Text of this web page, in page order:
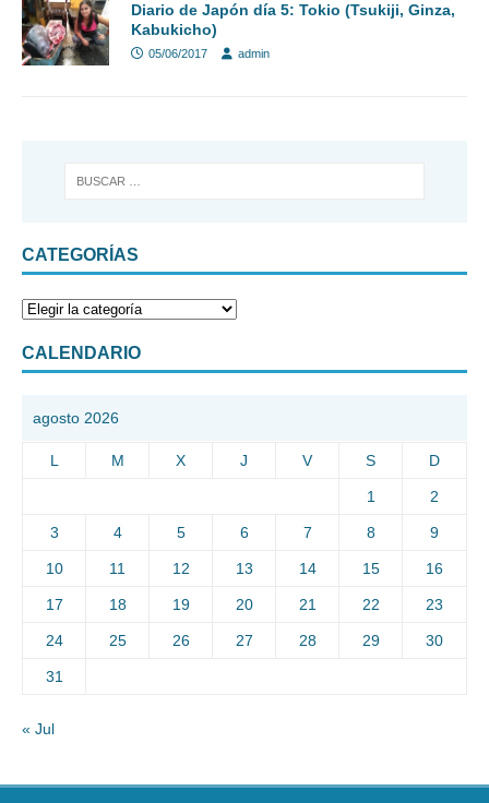
Diario de Japón día 5: Tokio (Tsukiji, Ginza,
Kabukicho)
05/06/2017 admin
CATEGORÍAS
CALENDARIO
agosto 2026
L M X J V S D
1 2
3 4 5 6 7 8 9
10 11 12 13 14 15 16
17 18 19 20 21 22 23
24 25 26 27 28 29 30
31
« Jul